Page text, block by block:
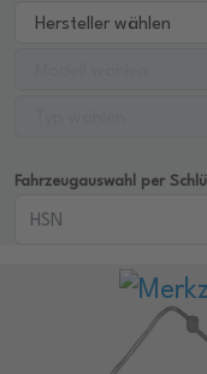
Fahrzeugauswahl per